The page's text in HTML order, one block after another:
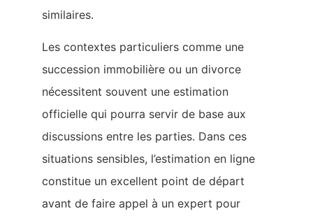
similaires.
Les contextes particuliers comme une
succession immobilière ou un divorce
nécessitent souvent une estimation
officielle qui pourra servir de base aux
discussions entre les parties. Dans ces
situations sensibles, l’estimation en ligne
constitue un excellent point de départ
avant de faire appel à un expert pour